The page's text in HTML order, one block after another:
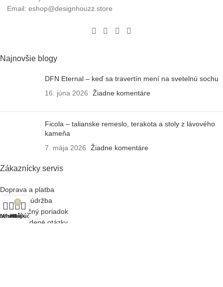
Email: eshop@designhouzz.store
Najnovšie blogy
DFN Eternal – keď sa travertín mení na svetelnú sochu
16. júna 2026
Žiadne komentáre
Ficola – talianske remeslo, terakota a stoly z lávového
kameňa
7. mája 2026
Žiadne komentáre
Zákaznícky servis
Doprava a platba
Záruka a údržba
Reklamačný poriadok
Často kladené otázky
Wishlist
0
Košík
Môj účet